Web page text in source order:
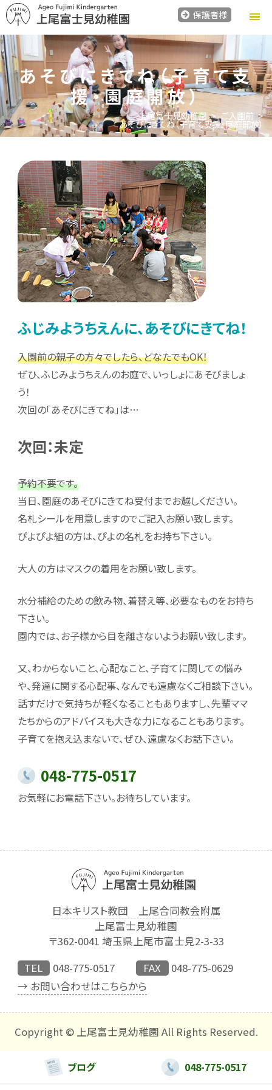
保護者様
あそびにきてね（子育て支
援・園庭開放）
上尾富士見幼稚園 ご入園前
あそびにきてね（子育て支援・園庭開放）
ふじみようちえんに、あそびにきてね！
入園前の親子の方々でしたら、どなたでもOK！
ぜひ、ふじみようちえんのお庭で、いっしょにあそびましょ
う！
次回の「あそびにきてね」は…
次回：未定
予約不要です。
当日、園庭のあそびにきてね受付までお越しください。
名札シールを用意しますのでご記入お願い致します。
ぴよぴよ組の方は、ぴよの名札をお持ち下さい。
大人の方はマスクの着用をお願い致します。
水分補給のための飲み物、着替え等、必要なものをお持ち
下さい。
園内では、お子様から目を離さないようお願い致します。
又、わからないこと、心配なこと、子育てに関しての悩み
や、発達に関する心配事、なんでも遠慮なくご相談下さい。
話すだけで気持ちが軽くなることもありますし、先輩ママ
たちからのアドバイスも大きな力になることもあります。
子育てを抱え込まないで、ぜひ、遠慮なくお話下さい。
048-775-0517
お気軽にお電話下さい。お待ちしています。
日本キリスト教団 上尾合同教会附属
上尾富士見幼稚園
〒362-0041 埼玉県上尾市富士見2-3-33
TEL
048-775-0517 FAX
048-775-0629
→ お問い合わせはこちらから
Copyright © 上尾富士見幼稚園 All Rights Reserved.
ブログ 048-775-0517